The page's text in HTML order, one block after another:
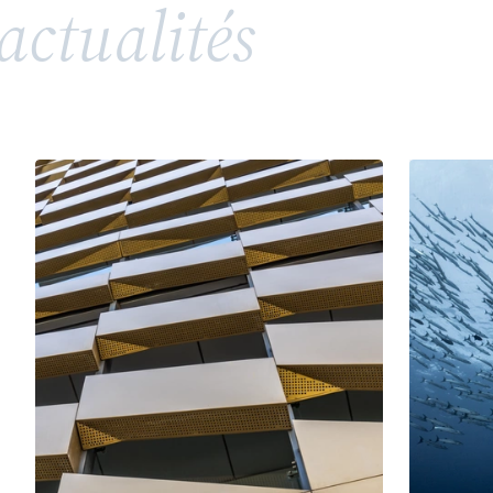
répandue, soulève toutefois des enjeux juridiques
complexes en matière de propriété intellectuelle
même famille, l’utilisation d’un patronyme comme
marque nécessite une vigilance particulière.